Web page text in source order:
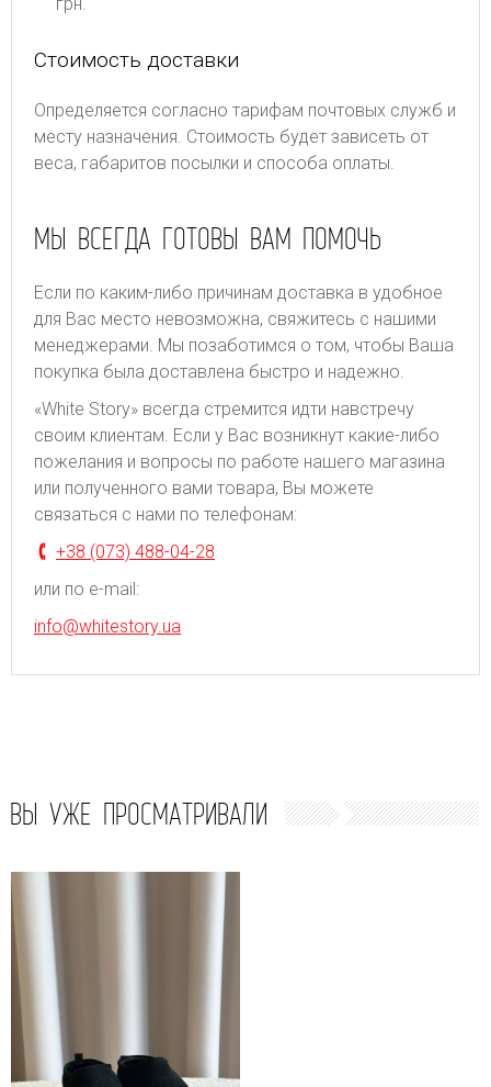
Стоимость доставки
Определяется согласно тарифам почтовых служб и
месту назначения. Стоимость будет зависеть от
веса, габаритов посылки и способа оплаты.
МЫ ВСЕГДА ГОТОВЫ ВАМ ПОМОЧЬ
Если по каким-либо причинам доставка в удобное
для Вас место невозможна, свяжитесь с нашими
менеджерами. Мы позаботимся о том, чтобы Ваша
покупка была доставлена быстро и надежно.
«White Story» всегда стремится идти навстречу
своим клиентам. Если у Вас возникнут какие-либо
пожелания и вопросы по работе нашего магазина
или полученного вами товара, Вы можете
связаться с нами по телефонам:
+38 (073) 488-04-28
или по e-mail:
info@whitestory.ua
ВЫ УЖЕ ПРОСМАТРИВАЛИ